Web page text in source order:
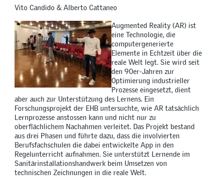
Vito Candido & Alberto Cattaneo
Augmented Reality (AR) ist
eine Technologie, die
computergenerierte
Elemente in Echtzeit über die
reale Welt legt. Sie wird seit
den 90er-Jahren zur
Optimierung industrieller
Prozesse eingesetzt, dient
aber auch zur Unterstützung des Lernens. Ein
Forschungsprojekt der EHB untersuchte, wie AR tatsächlich
Lernprozesse anstossen kann und nicht nur zu
oberflächlichem Nachahmen verleitet. Das Projekt bestand
aus drei Phasen und führte dazu, dass die involvierten
Berufsfachschulen die dabei entwickelte App in den
Regelunterricht aufnahmen. Sie unterstützt Lernende im
Sanitärinstallationshandwerk beim Umsetzen von
technischen Zeichnungen in die reale Welt.